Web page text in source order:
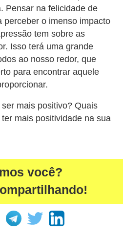
Pensar na felicidade de
perceber o imenso impacto
tem sobre as
Isso terá uma grande
ao nosso redor, que
para encontrar aquele
mais positivo? Quais
mais positividade na sua
você?